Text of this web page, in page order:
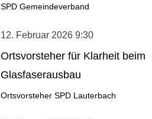
SPD Gemeindeverband
12. Februar 2026 9:30
Ortsvorsteher für Klarheit beim
Glasfaserausbau
Ortsvorsteher SPD Lauterbach